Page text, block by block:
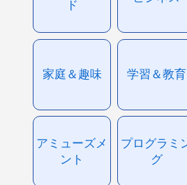
ド
家庭＆趣味 学習＆教育
アミューズメ
ント
プログラミ
グ